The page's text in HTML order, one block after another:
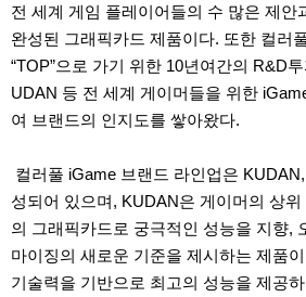
전 세계 게임 플레이어들의 수 많은 제안
완성된 그래픽카드 제품이다. 또한 컬러
“TOP”으로 가기 위한 10년여간의 R&D
UDAN 등 전 세계 게이머들을 위한
여 브랜드의 인지도를 쌓아왔다.
컬러풀 iGame 브랜드 라인업은
성되어 있으며, KUDAN은 게이머의 상
의 그래픽카드로 궁극적인 성능을 지향,
마이징의 새로운 기준을 제시하는 제품
기술력을 기반으로 최고의 성능을 제공